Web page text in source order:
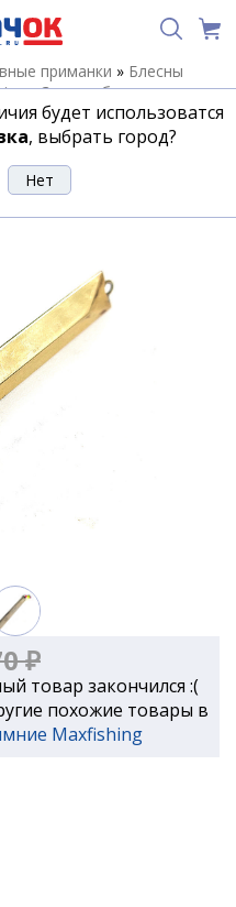
приманки » Блесны
»Зимние блесны
блесна ШПАЛА
латунь
ПИТЕРСКАЯ
латунь
₽
товар закончился :(
похожие товары в
Maxfishing
будет использоватся
, выбрать город?